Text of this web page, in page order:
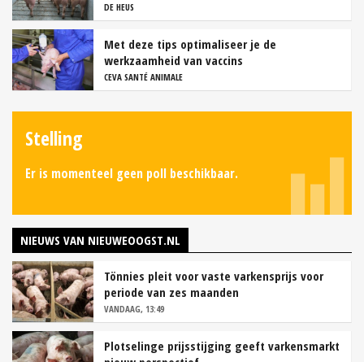
DE HEUS
Met deze tips optimaliseer je de
werkzaamheid van vaccins
CEVA SANTÉ ANIMALE
Stelling
Er is momenteel geen poll beschikbaar.
NIEUWS VAN NIEUWEOOGST.NL
Tönnies pleit voor vaste varkensprijs voor
periode van zes maanden
VANDAAG, 13:49
Plotselinge prijsstijging geeft varkensmarkt